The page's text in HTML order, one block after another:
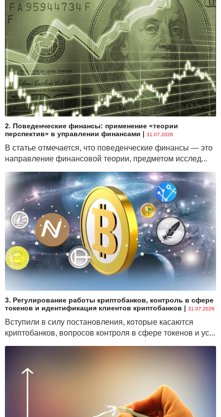
2. Поведенческие финансы: применение «теории
перспектив» в управлении финансами | 31.07.2026
В статье отмечается, что поведенческие финансы — это
направление финансовой теории, предметом исслед...
3. Регулирование работы криптобанков, контроль в сфере
токенов и идентификация клиентов криптобанков | 31.07.2026
Вступили в силу постановления, которые касаются
криптобанков, вопросов контроля в сфере токенов и ус...